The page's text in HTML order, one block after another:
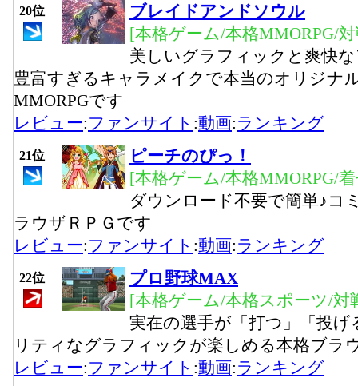
20位
ブレイドアンドソウル
[本格ゲーム/本格MMORPG/
美しいグラフィックと爽快
豊富すぎるキャラメイクで本当のオリジナ
MMORPGです
レビュー:ファンサイト :動画:ランキング
21位
ピーチのぴっ！
[本格ゲーム/本格MMORPG/
ダウンロード不要で簡単♪コ
ラウザＲＰＧです
レビュー:ファンサイト :動画:ランキング
22位
プロ野球MAX
[本格ゲーム/本格スポーツ/対
実在の選手が「打つ」「投
リティなグラフィックが楽しめる本格ブラ
レビュー:ファンサイト :動画:ランキング